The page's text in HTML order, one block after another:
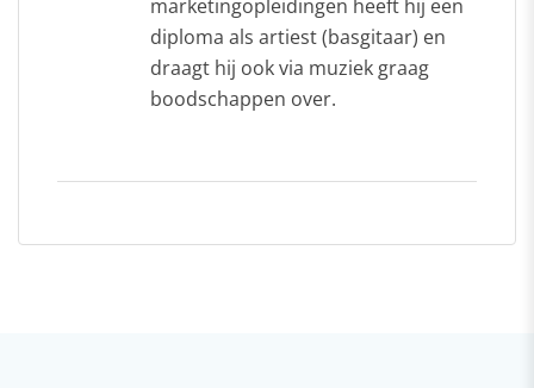
marketingopleidingen heeft hij een
diploma als artiest (basgitaar) en
draagt hij ook via muziek graag
boodschappen over.